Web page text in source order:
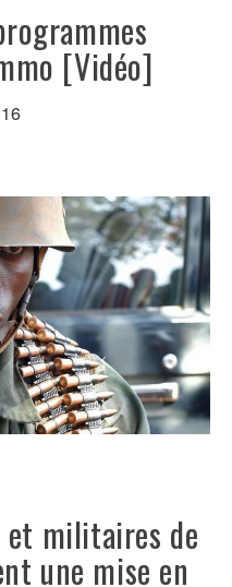
[Vidéo]
et militaires de
une mise en